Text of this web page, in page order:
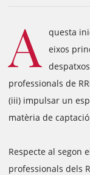
A
questa
eixos
professionals de
(iii) impulsar un
matèria de
Respecte al segon
professionals dels